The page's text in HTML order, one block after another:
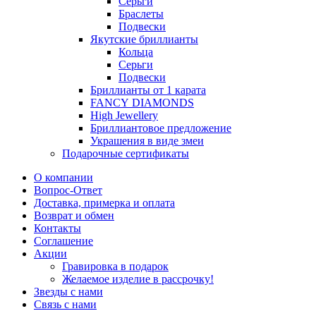
Браслеты
Подвески
Якутские бриллианты
Кольца
Серьги
Подвески
Бриллианты от 1 карата
FANCY DIAMONDS
High Jewellery
Бриллиантовое предложение
Украшения в виде змеи
Подарочные сертификаты
О компании
Вопрос-Ответ
Доставка, примерка и оплата
Возврат и обмен
Контакты
Соглашение
Акции
Гравировка в подарок
Желаемое изделие в рассрочку!
Звезды с нами
Связь с нами